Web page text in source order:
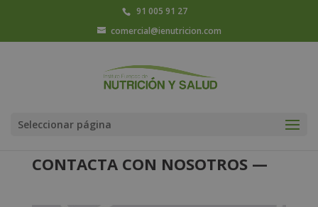
91 005 91 27
comercial@ienutricion.com
Seleccionar página
CONTACTA CON NOSOTROS —